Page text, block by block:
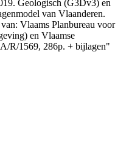
Geologisch (G3Dv3) en
van Vlaanderen.
Vlaams Planbureau voor
en Vlaamse
R/1569, 286p. + bijlagen"